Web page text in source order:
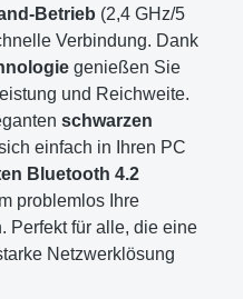
Betrieb (2,4 GHz/5
Verbindung. Dank
genießen Sie
und Reichweite.
schwarzen
einfach in Ihren PC
Bluetooth 4.2
problemlos Ihre
Perfekt für alle, die eine
Netzwerklösung